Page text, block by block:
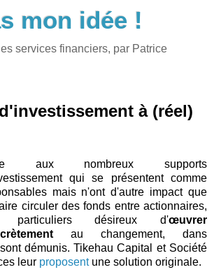
mon idée !
services financiers, par Patrice
à (réel)
aux nombreux supports
qui se présentent comme
mais n'ont d'autre impact que
circuler des fonds entre actionnaires,
particuliers désireux d'œuvrer
au changement, dans
démunis. Tikehau Capital et Société
leur proposentune solution originale.